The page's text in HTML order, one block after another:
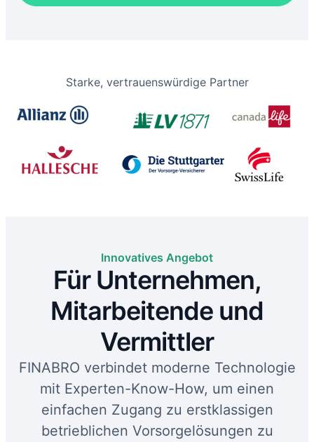
Starke, vertrauenswürdige Partner
Innovatives Angebot
Für Unternehmen,
Mitarbeitende und
Vermittler
FINABRO verbindet moderne Technologie
mit Experten-Know-How, um einen
einfachen Zugang zu erstklassigen
betrieblichen Vorsorgelösungen zu